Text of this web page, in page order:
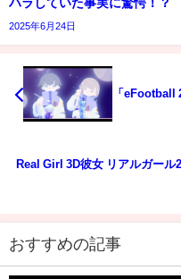
2025年6月24日
「eFootball
Real Girl 3D彼女 リアルガール
おすすめの記事